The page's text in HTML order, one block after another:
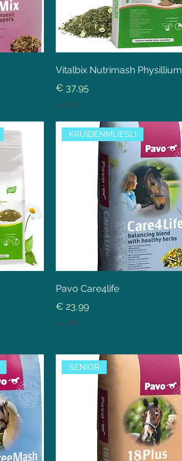
Vitalbix Nutrimash Physillium
Prijs
€ 37,95
incl.Btw
KRUIDENMUESLI
Pavo Care4life
Prijs
€ 23,99
incl.Btw
SENIOR